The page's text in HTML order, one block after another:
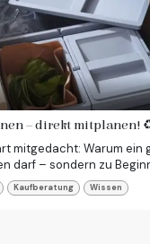
– direkt mitplanen!
mitgedacht: Warum ein
darf – sondern zu
Kaufberatung Wissen